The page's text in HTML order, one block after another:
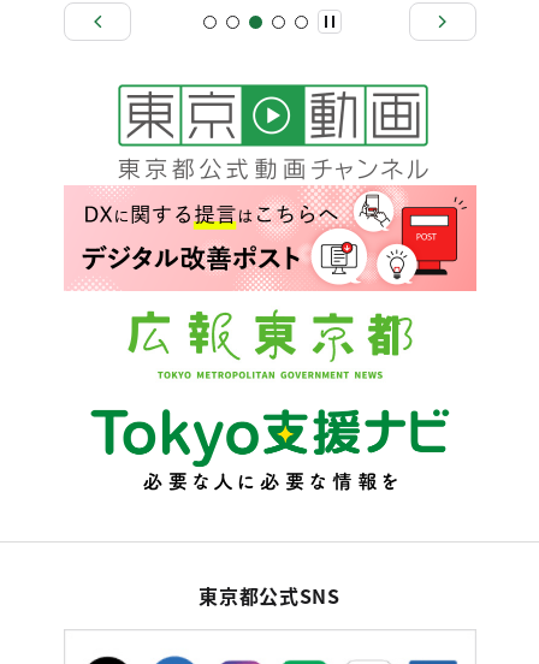
東京都公式SNS